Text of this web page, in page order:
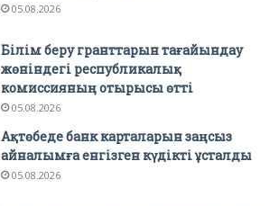
05.08.2026
Білім беру гранттарын тағайындау
жөніндегі республикалық
комиссияның отырысы өтті
05.08.2026
Ақтөбеде банк карталарын заңсыз
айналымға енгізген күдікті ұсталды
05.08.2026